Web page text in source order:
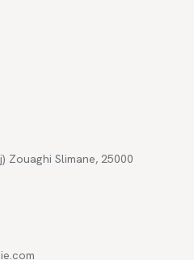
Zouaghi Slimane, 25000